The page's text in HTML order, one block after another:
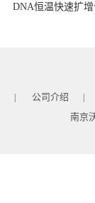
DNA恒温快速扩
| 公司介绍 |
南京